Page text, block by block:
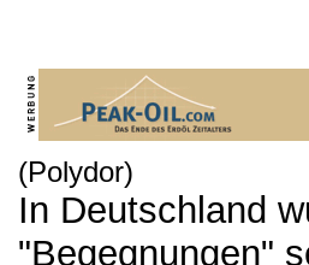
(Polydor)
In Deutschland
"Begegnungen"